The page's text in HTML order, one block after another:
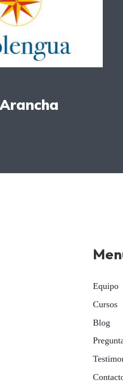
Equipo
Cursos
Blog